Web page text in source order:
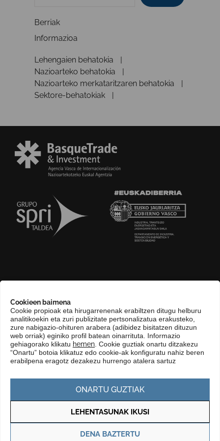
Cookieen baimena
Cookie propioak eta hirugarrenenak erabiltzen ditugu helburu
analitikoekin eta zuri publizitate pertsonalizatua erakusteko,
zure nabigazio-ohituren arabera (adibidez bisitatzen dituzun
web orriak) eginiko profil batean oinarrituta. Informazio
gehiagorako klikatu hemen . Cookie guztiak onartu ditzakezu
“Onartu” botoia klikatuz edo cookie-ak konfiguratu nahiz beren
erabilpena eragotz dezakezu hurrengo atalera sartuz
ONARTU GUZTIAK
DENA BAZTERTU
LEHENTASUNAK IKUSI
Berriak
Informazioa
Lehengaien behatokia
Nazioarteko behatokia
Nazioarteko merkataritzaren behatokia
Sektore-behatokiak
COMPLIANCE CHANNEL
HARREMANETARAKO
EUSKARA
KONTRATATZAILEAREN PROFILA
GARDENTASUN ATARIA
Pribatutasun politika Cookie politika